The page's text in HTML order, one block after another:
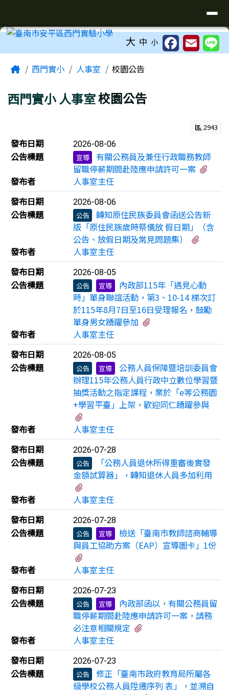
工具列 大 中 小
Home西門實小 人事室 校園公告
西門實小 人事室校園公告
2943
新聞列表
發布日期 2026-08-06
公告標題 宣導
有關公務員及兼任行政職務教師
留職停薪期間赴陸應申請許可一案
發布者
人事室主任
發布日期
2026-08-06
公告標題 公告
轉知原住民族委員會函送公告新
版「原住民族歲時祭儀放 假日期」（含
公告、放假日期及常見問題集）
發布者
人事室主任
發布日期
2026-08-05
公告標題 公告 宣導
內政部115年「遇見心動
時」單身聯誼活動，第3、10-14 梯次訂
於115年8月7日至16日受理報名，鼓勵
單身男女踴躍參加
發布者
人事室主任
發布日期
2026-08-05
公告標題 公告 宣導
公務人員保障暨培訓委員會
辦理115年公務人員行政中立數位學習暨
抽獎活動之指定課程，業於「e等公務園
+學習平臺」上架，歡迎同仁踴躍參與
發布者
人事室主任
發布日期
2026-07-28
公告標題 公告
「公務人員退休所得重審後實發
金額試算器」，轉知退休人員多加利用
發布者
人事室主任
發布日期
2026-07-28
公告標題 公告 宣導
檢送「臺南市教師諮商輔導
與員工協助方案（EAP）宣導圖卡」1份
發布者
人事室主任
發布日期
2026-07-23
公告標題 公告 宣導
內政部函以，有關公務員留
職停薪期間赴陸應申請許可一案，請務
必注意相關規定
發布者
人事室主任
發布日期
2026-07-23
公告標題 公告
修正「臺南市政府教育局所屬各
級學校公務人員陞遷序列 表」，並溯自